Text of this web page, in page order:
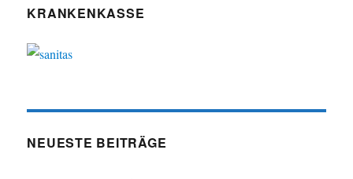
KRANKENKASSE
NEUESTE BEITRÄGE